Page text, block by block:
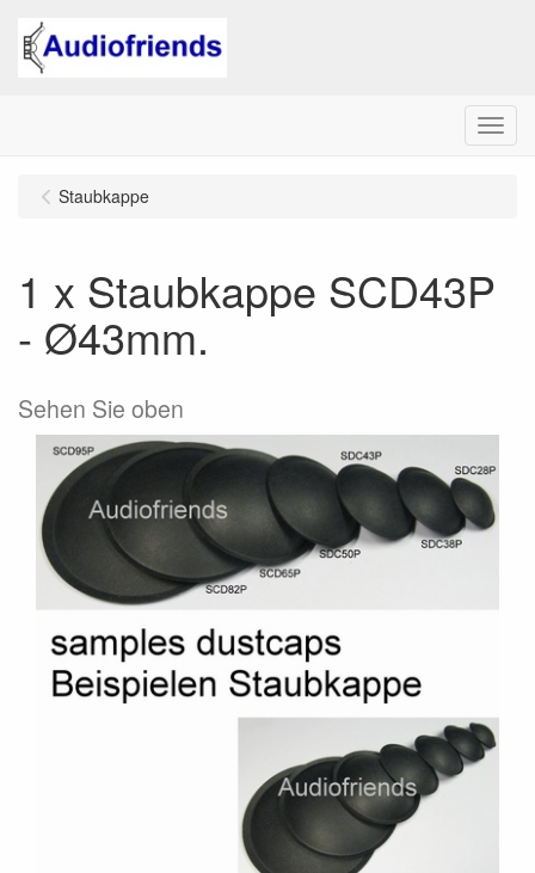
Menu
Staubkappe
1 x Staubkappe SCD43P
- Ø43mm.
Sehen Sie oben